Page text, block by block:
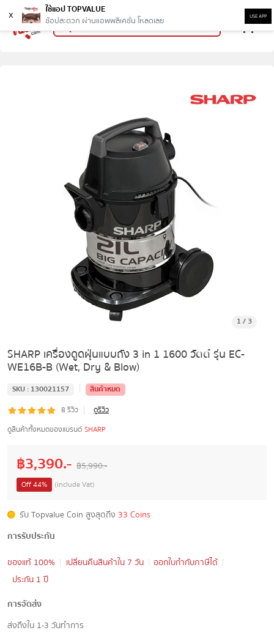
x
ใช้แอป TOPVALUE
ช้อปสะดวก ผ่านแอพพลิเคชั่น โหลดเลย
USE APP
1 / 3
SHARP เครื่องดูดฝุ่นแบบถัง 3 in 1 1600 วัตต์ รุ่น EC-
WE16B-B (Wet, Dry & Blow)
SKU : 130021157 |
สินค้าหมด
8 รีวิว |
ดูรีวิว
ดูสินค้าทั้งหมดของแบรนด์ SHARP
฿3,390.- ฿5,990.-
Off44% (include Vat)
รับ Topvalue Coin สูงสุดถึง 33 Coins
การรับประกัน
ของแท้ 100%
เปลี่ยนคืนสินค้าใน 7 วัน
ออกใบกำกับภาษีได้
ประกัน 1 ปี
การจัดส่ง
ส่งถึงใน 1-3 วันทำการ